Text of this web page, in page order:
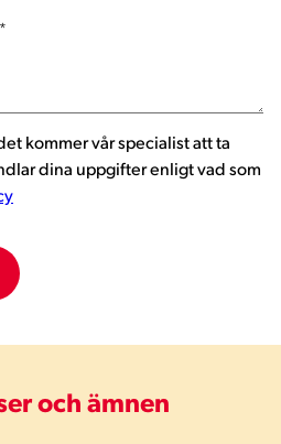
*
kommer vår specialist att ta
dina uppgifter enligt vad som
och ämnen